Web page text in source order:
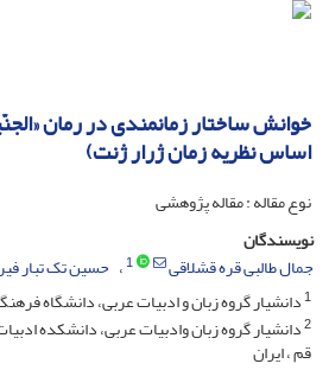
خوانش ساختار زمانمندی در رمان
اساس نظریه زمان ژرار ژنت)
نوع مقاله : مقاله پژوهشی
نویسندگان
جمال طالبی قره قشلاقی
1 حسین تک تبار
1دانشیار گروه زبان و ادبیات عربی، دانشگاه
2دانشیار گروه زبان وادبیات عربی، دانشکده
قم ، ایران